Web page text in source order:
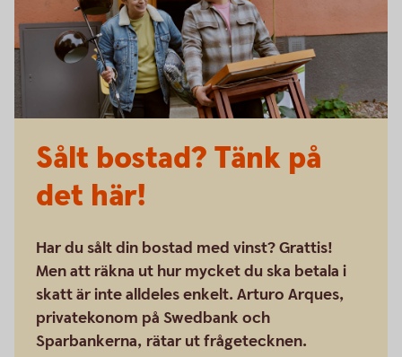
Sålt bostad? Tänk på
det här!
Har du sålt din bostad med vinst? Grattis!
Men att räkna ut hur mycket du ska betala i
skatt är inte alldeles enkelt. Arturo Arques,
privatekonom på Swedbank och
Sparbankerna, rätar ut frågetecknen.